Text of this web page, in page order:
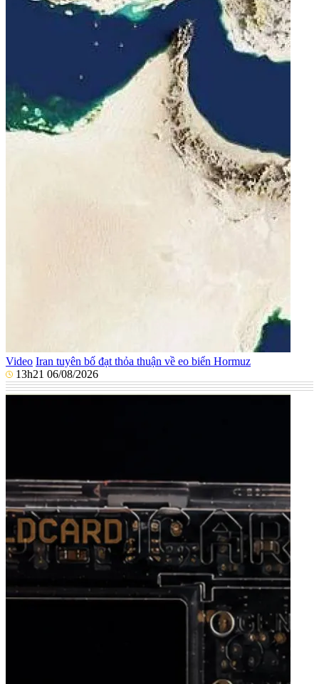
Video Iran tuyên bố đạt thỏa thuận về eo biển Hormuz
13h21 06/08/2026